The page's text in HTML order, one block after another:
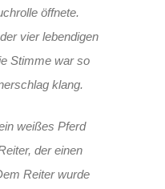
öffnete.
vier lebendigen
Stimme war so
klang.
weißes Pferd
der einen
Reiter wurde